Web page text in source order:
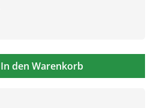
In den Warenkorb